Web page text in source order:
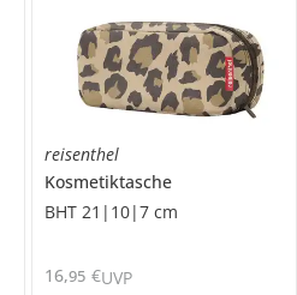
reisenthel
Kosmetiktasche
BHT 21|10|7 cm
16,95 €UVP